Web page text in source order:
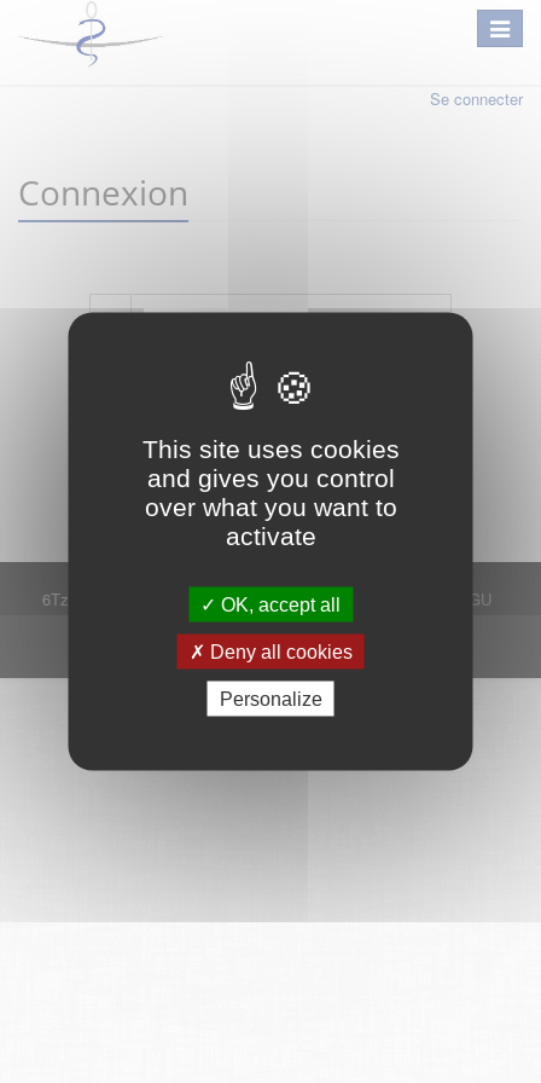
This site uses cookies
and gives you control
over what you want to
activate
OK, accept all
Deny all cookies
Personalize
Se connecter
Connexion
Mot de passe oublié ? Je crée mon compte
Connexion
6Tzen ©2015 - Tous droits réservés Mentions légales
CGU
Plan du site
FAQ
Contact
Ce service est proposé par6Tzen